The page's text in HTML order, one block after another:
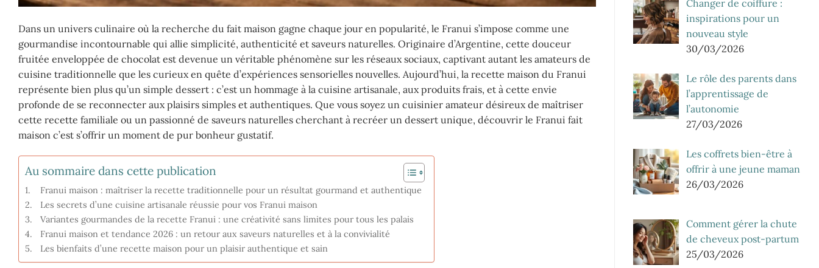
Dans un univers culinaire où la recherche du fait maison gagne chaque jour en popularité, le Franui s’impose comme une
gourmandise incontournable qui allie simplicité, authenticité et saveurs naturelles. Originaire d’Argentine, cette douceur
fruitée enveloppée de chocolat est devenue un véritable phénomène sur les réseaux sociaux, captivant autant les amateurs de
cuisine traditionnelle que les curieux en quête d’expériences sensorielles nouvelles. Aujourd’hui, la recette maison du Franui
représente bien plus qu’un simple dessert : c’est un hommage à la cuisine artisanale, aux produits frais, et à cette envie
profonde de se reconnecter aux plaisirs simples et authentiques. Que vous soyez un cuisinier amateur désireux de maîtriser
cette recette familiale ou un passionné de saveurs naturelles cherchant à recréer un dessert unique, découvrir le Franui fait
maison c’est s’offrir un moment de pur bonheur gustatif.
Au sommaire dans cette publication
Franui maison : maîtriser la recette traditionnelle pour un résultat gourmand et authentique
Les secrets d’une cuisine artisanale réussie pour vos Franui maison
Variantes gourmandes de la recette Franui : une créativité sans limites pour tous les palais
Franui maison et tendance 2026 : un retour aux saveurs naturelles et à la convivialité
Les bienfaits d’une recette maison pour un plaisir authentique et sain
Changer de coiffure :
inspirations pour un
nouveau style
30/03/2026
Le rôle des parents dans
l’apprentissage de
l’autonomie
27/03/2026
Les coffrets bien-être à
offrir à une jeune maman
26/03/2026
Comment gérer la chute
de cheveux post-partum
25/03/2026